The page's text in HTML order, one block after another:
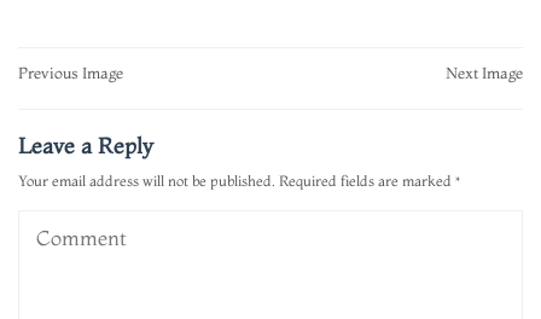
Post
Previous Image Next Image
Leave a Reply
Your email address will not be published. Required fields are marked *